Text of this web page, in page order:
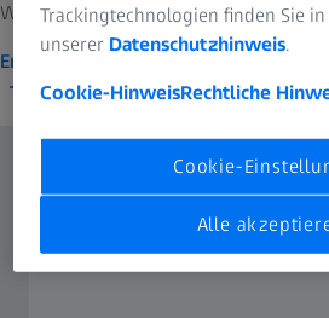
Workstations.
Erfahren Sie mehr über die
Trackingtechnologien finden Sie in
unserer Datenschutzhinweis.
Cookie-HinweisRechtliche
Cookie-
Alle